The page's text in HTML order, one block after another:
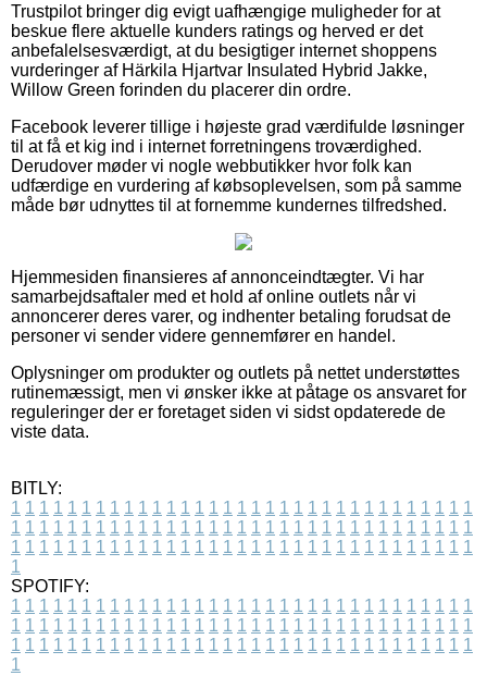
Trustpilot bringer dig evigt uafhængige muligheder for at
beskue flere aktuelle kunders ratings og herved er det
anbefalelsesværdigt, at du besigtiger internet shoppens
vurderinger af Härkila Hjartvar Insulated Hybrid Jakke,
Willow Green forinden du placerer din ordre.
Facebook leverer tillige i højeste grad værdifulde løsninger
til at få et kig ind i internet forretningens troværdighed.
Derudover møder vi nogle webbutikker hvor folk kan
udfærdige en vurdering af købsoplevelsen, som på samme
måde bør udnyttes til at fornemme kundernes tilfredshed.
Hjemmesiden finansieres af annonceindtægter. Vi har
samarbejdsaftaler med et hold af online outlets når vi
annoncerer deres varer, og indhenter betaling forudsat de
personer vi sender videre gennemfører en handel.
Oplysninger om produkter og outlets på nettet understøttes
rutinemæssigt, men vi ønsker ikke at påtage os ansvaret for
reguleringer der er foretaget siden vi sidst opdaterede de
viste data.
BITLY:
1 1 1 1 1 1 1 1 1 1 1 1 1 1 1 1 1 1 1 1 1 1 1 1 1 1 1 1 1 1 1 1 1
1 1 1 1 1 1 1 1 1 1 1 1 1 1 1 1 1 1 1 1 1 1 1 1 1 1 1 1 1 1 1 1 1
1 1 1 1 1 1 1 1 1 1 1 1 1 1 1 1 1 1 1 1 1 1 1 1 1 1 1 1 1 1 1 1 1
1
SPOTIFY:
1 1 1 1 1 1 1 1 1 1 1 1 1 1 1 1 1 1 1 1 1 1 1 1 1 1 1 1 1 1 1 1 1
1 1 1 1 1 1 1 1 1 1 1 1 1 1 1 1 1 1 1 1 1 1 1 1 1 1 1 1 1 1 1 1 1
1 1 1 1 1 1 1 1 1 1 1 1 1 1 1 1 1 1 1 1 1 1 1 1 1 1 1 1 1 1 1 1 1
1